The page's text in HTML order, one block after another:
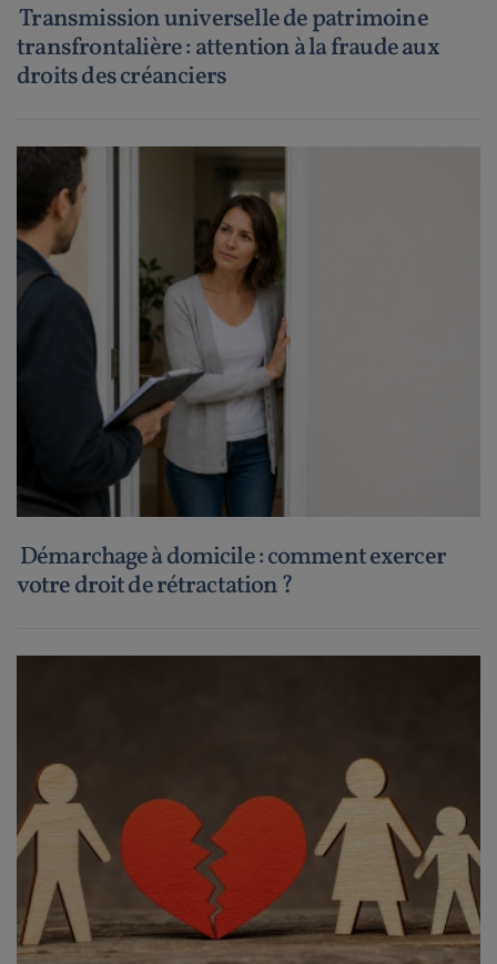
Transmission universelle de patrimoine
transfrontalière : attention à la fraude aux
droits des créanciers
Démarchage à domicile : comment exercer
votre droit de rétractation ?